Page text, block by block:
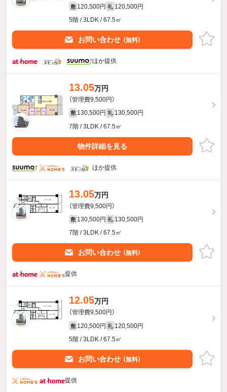
敷 120,500円 礼 120,500円
5階 / 3LDK / 67.5㎡
お問い合わせ （無料）
ほか提供
13.05万円
（管理費9,500円）
敷 130,500円 礼 130,500円
7階 / 3LDK / 67.5㎡
物件詳細を見る
ほか提供
13.05万円
（管理費9,500円）
敷 130,500円 礼 130,500円
7階 / 3LDK / 67.5㎡
お問い合わせ （無料）
提供
12.05万円
（管理費9,500円）
敷 120,500円 礼 120,500円
5階 / 3LDK / 67.5㎡
お問い合わせ （無料）
提供